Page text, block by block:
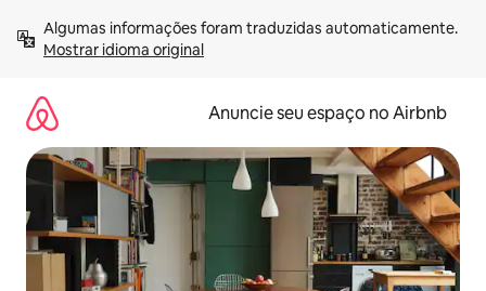
para
Mostrar idioma original
Anuncie seu espaço no Airbnb